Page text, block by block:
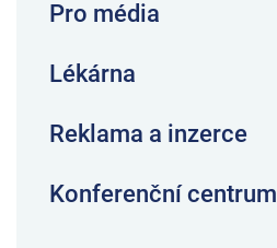
Pro média
Lékárna
Reklama a inzerce
Konferenční centrum